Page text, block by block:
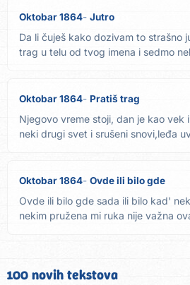
Oktobar 1864 Jutro
Da li čuješ kako dozivam to strašno
trag u telu od tvog imena i sedmo
Oktobar 1864 Pratiš trag
Njegovo vreme stoji, dan je kao vek
neki drugi svet i srušeni snovi,leđa
Oktobar 1864 Ovde ili bilo gde
Ovde ili bilo gde sada ili bilo kad'
nekim pružena mi ruka nije važna
100 novih tekstova